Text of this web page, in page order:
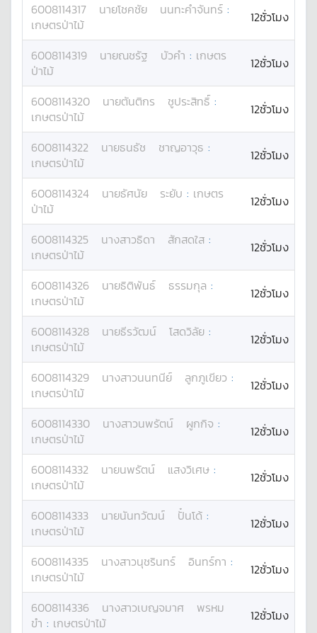
6008114317 นายโชคชัย นนทะคำจันทร์ :
เกษตรป่าไม้
12ชั่วโมง
6008114319 นายณชรัฐ บัวคำ : เกษตร
ป่าไม้
12ชั่วโมง
6008114320 นายตันติกร ชูประสิทธิ์ :
เกษตรป่าไม้
12ชั่วโมง
6008114322 นายธนธัช ชาญอาวุธ :
เกษตรป่าไม้
12ชั่วโมง
6008114324 นายธัศนัย ระยับ : เกษตร
ป่าไม้
12ชั่วโมง
6008114325 นางสาวธิดา สักสดใส :
เกษตรป่าไม้
12ชั่วโมง
6008114326 นายธิติพันธ์ ธรรมกุล :
เกษตรป่าไม้
12ชั่วโมง
6008114328 นายธีรวัฒน์ โสดวิลัย :
เกษตรป่าไม้
12ชั่วโมง
6008114329 นางสาวนนทนีย์ ลูกภูเขียว :
เกษตรป่าไม้
12ชั่วโมง
6008114330 นางสาวนพรัตน์ ผูกกิจ :
เกษตรป่าไม้
12ชั่วโมง
6008114332 นายนพรัตน์ แสงวิเศษ :
เกษตรป่าไม้
12ชั่วโมง
6008114333 นายนันทวัฒน์ ปั๋นโด้ :
เกษตรป่าไม้
12ชั่วโมง
6008114335 นางสาวนุชรินทร์ อินทร์กา :
เกษตรป่าไม้
12ชั่วโมง
6008114336 นางสาวเบญจมาศ
พรหม
ขำ : เกษตรป่าไม้ 12ชั่วโมง